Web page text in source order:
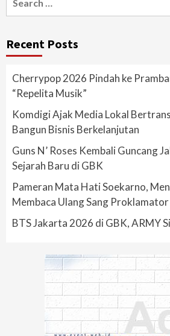
for:
Recent Posts
Cherrypop 2026 Pindah ke
“Repelita Musik”
Komdigi Ajak Media Lokal
Bangun Bisnis Berkelanjutan
Guns N’ Roses Kembali Guncang
Sejarah Baru di GBK
Pameran Mata Hati Soekarno,
Membaca Ulang Sang Proklamator
BTS Jakarta 2026 di GBK, ARMY